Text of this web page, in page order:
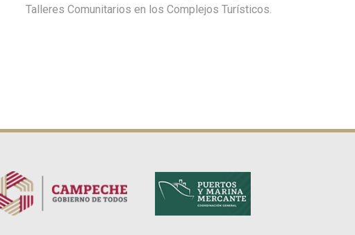
Talleres Comunitarios en los Complejos Turísticos.